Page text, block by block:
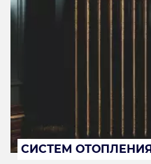
СИСТЕМ ОТОПЛЕНИЯ